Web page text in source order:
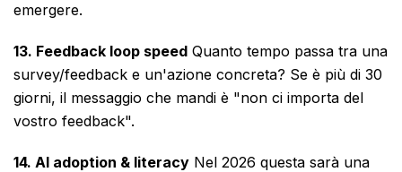
emergere.
13. Feedback loop speed Quanto tempo passa tra una
survey/feedback e un'azione concreta? Se è più di 30
giorni, il messaggio che mandi è "non ci importa del
vostro feedback".
14. AI adoption & literacy Nel 2026 questa sarà una